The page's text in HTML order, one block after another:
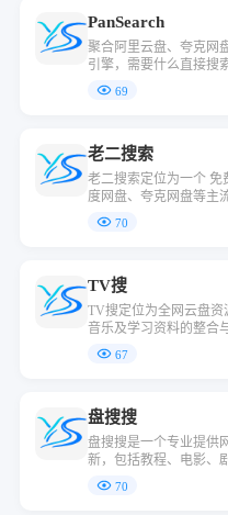
PanSearch
聚合阿里云盘、夸克网
引擎，需要什么直接搜
果挺丰富的。
69
老二搜索
老二搜索定位为一个 免
度网盘、夸克网盘等主
台涵盖影视、动漫、音
用户快速找到可下载的
70
TV搜
TV搜定位为全网云盘资
音乐及学习资料的整合
它利用夸克云盘搜索能
现，帮助用户快速找到
67
盘搜搜
盘搜搜是一个专业提供
新，包括教程、电影、
动漫、游戏等各类资源
70